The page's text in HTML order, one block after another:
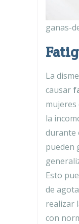
ganas-
La
causar
mujeres
la
durante
pueden
Esto
de
realizar
con